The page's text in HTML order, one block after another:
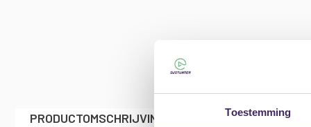
Toestemming
PRODUCTOMSCHRIJVING SPECIFICATIES